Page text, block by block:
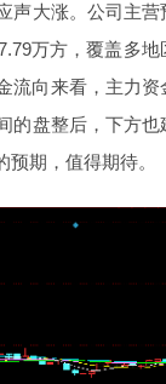
声大涨。公司主
万方，覆盖多
流向来看，主力
的盘整后，下方
期，值得期待。